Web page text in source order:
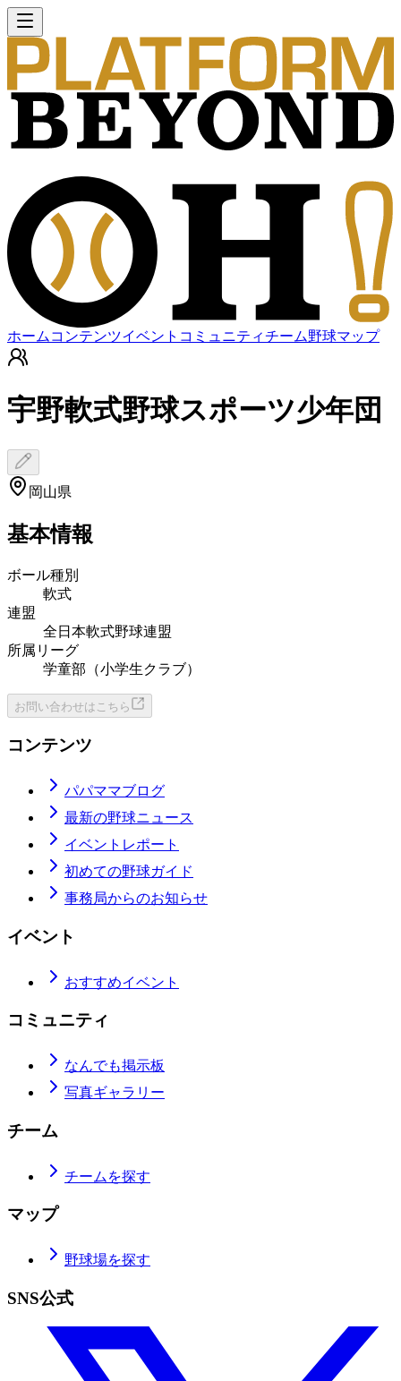
ホーム コンテンツイベント コミュニティチーム野球マップ
宇野軟式野球スポーツ少年団
岡山県
基本情報
ボール種別
軟式
連盟
全日本軟式野球連盟
所属リーグ
学童部（小学生クラブ）
お問い合わせはこちら
コンテンツ
パパママブログ
最新の野球ニュース
イベントレポート
初めての野球ガイド
事務局からのお知らせ
イベント
おすすめイベント
コミュニティ
なんでも掲示板
写真ギャラリー
チーム
チームを探す
マップ
野球場を探す
SNS公式